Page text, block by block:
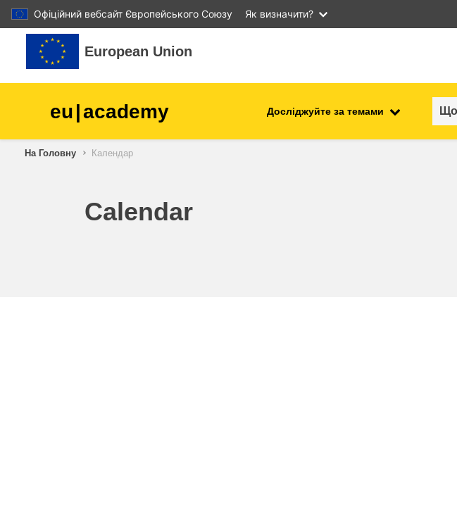
Офіційний вебсайт Європейського Союзу Як визначити?
Перейти до головного вмісту
European Union
eu|academy Досліджуйте за темами
діти та молодь
На Головну Календар
Calendar